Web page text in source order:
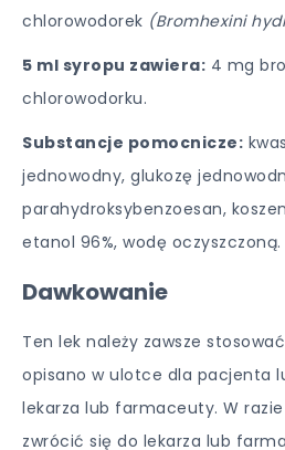
chlorowodorek (Bromhexini
5 ml syropu zawiera: 4 mg
chlorowodorku.
Substancje pomocnicze:
jednowodny, glukozę
parahydroksybenzoesan,
etanol 96%, wodę oczyszczoną.
Dawkowanie
Ten lek należy zawsze
opisano w ulotce dla pacjenta
lekarza lub farmaceuty. W
zwrócić się do lekarza lub